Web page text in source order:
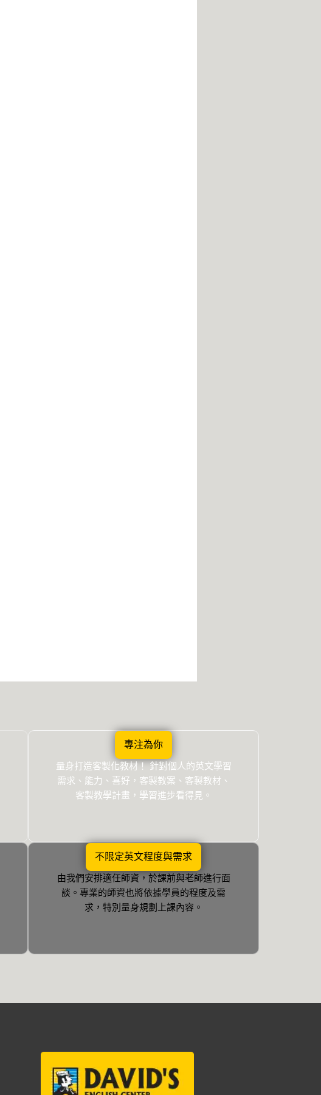
專注為你
量身打造客製化教材！ 針對個人的英文學習
需求、能力、喜好，客製教案、客製教材、
客製教學計畫，學習進步看得見。
不限定英文程度與需求
由我們安排適任師資，於課前與老師進行面
談。專業的師資也將依據學員的程度及需
求，特別量身規劃上課內容。